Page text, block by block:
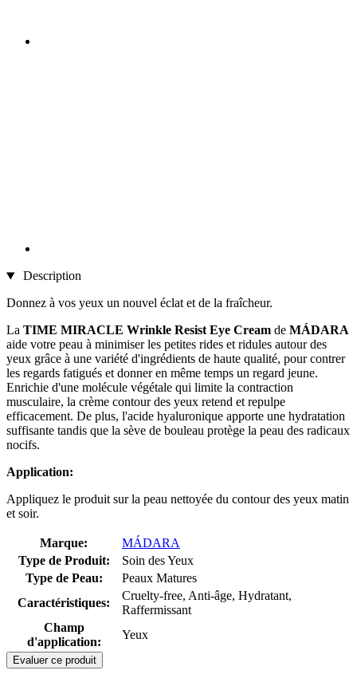
Description
Donnez à vos yeux un nouvel éclat et de la fraîcheur.
La TIME MIRACLE Wrinkle Resist Eye Cream de MÁDARA
aide votre peau à minimiser les petites rides et ridules autour des
yeux grâce à une variété d'ingrédients de haute qualité, pour contrer
les regards fatigués et donner en même temps un regard jeune.
Enrichie d'une molécule végétale qui limite la contraction
musculaire, la crème contour des yeux retend et repulpe
efficacement. De plus, l'acide hyaluronique apporte une hydratation
suffisante tandis que la sève de bouleau protège la peau des radicaux
nocifs.
Application:
Appliquez le produit sur la peau nettoyée du contour des yeux matin
et soir.
Marque:
MÁDARA
Type de Produit:
Soin des Yeux
Type de Peau:
Peaux Matures
Caractéristiques:
Cruelty-free, Anti-âge, Hydratant,
Raffermissant
Champ
d'application:
Yeux
Evaluer ce produit